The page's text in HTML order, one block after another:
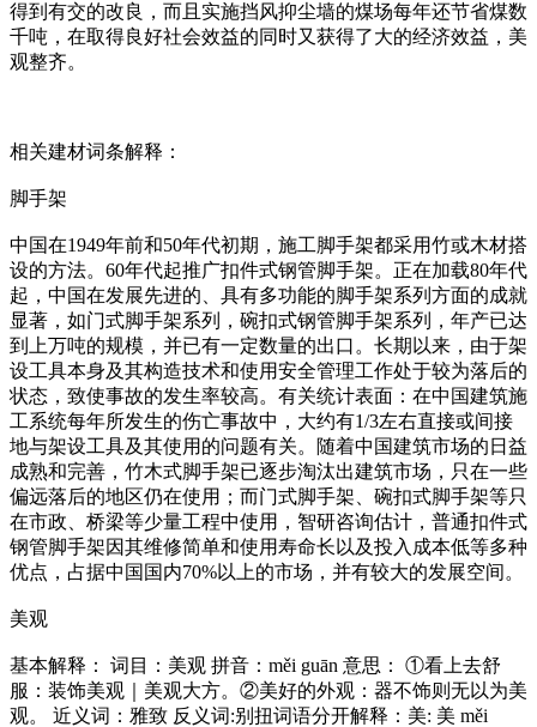
得到有交的改良，而且实施挡风抑尘墙的煤场每年还节省煤数
千吨，在取得良好社会效益的同时又获得了大的经济效益，美
观整齐。
相关建材词条解释：
脚手架
中国在1949年前和50年代初期，施工脚手架都采用竹或木材搭
设的方法。60年代起推广扣件式钢管脚手架。正在加载80年代
起，中国在发展先进的、具有多功能的脚手架系列方面的成就
显著，如门式脚手架系列，碗扣式钢管脚手架系列，年产已达
到上万吨的规模，并已有一定数量的出口。长期以来，由于架
设工具本身及其构造技术和使用安全管理工作处于较为落后的
状态，致使事故的发生率较高。有关统计表面：在中国建筑施
工系统每年所发生的伤亡事故中，大约有1/3左右直接或间接
地与架设工具及其使用的问题有关。随着中国建筑市场的日益
成熟和完善，竹木式脚手架已逐步淘汰出建筑市场，只在一些
偏远落后的地区仍在使用；而门式脚手架、碗扣式脚手架等只
在市政、桥梁等少量工程中使用，智研咨询估计，普通扣件式
钢管脚手架因其维修简单和使用寿命长以及投入成本低等多种
优点，占据中国国内70%以上的市场，并有较大的发展空间。
美观
基本解释： 词目：美观 拼音：měi guān 意思： ①看上去舒
服：装饰美观｜美观大方。②美好的外观：器不饰则无以为美
观。 近义词：雅致 反义词:别扭词语分开解释：美: 美 měi